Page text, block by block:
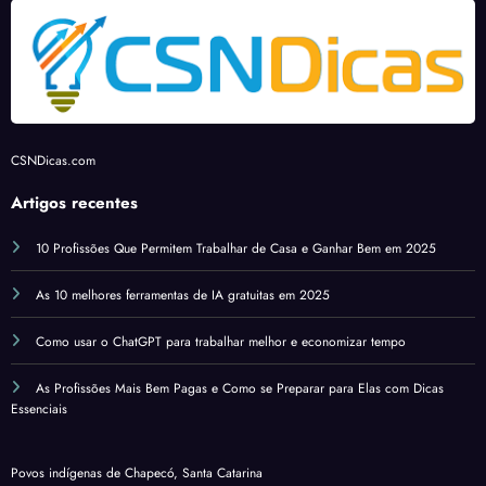
e
Goo
gle
Earth
melh
orias
de IA
e
imag
ens
histór
icas
CSNDicas.com
Artigos recentes
10 Profissões Que Permitem Trabalhar de Casa e Ganhar Bem em 2025
As 10 melhores ferramentas de IA gratuitas em 2025
Como usar o ChatGPT para trabalhar melhor e economizar tempo
As Profissões Mais Bem Pagas e Como se Preparar para Elas com Dicas
Essenciais
Povos indígenas de Chapecó, Santa Catarina